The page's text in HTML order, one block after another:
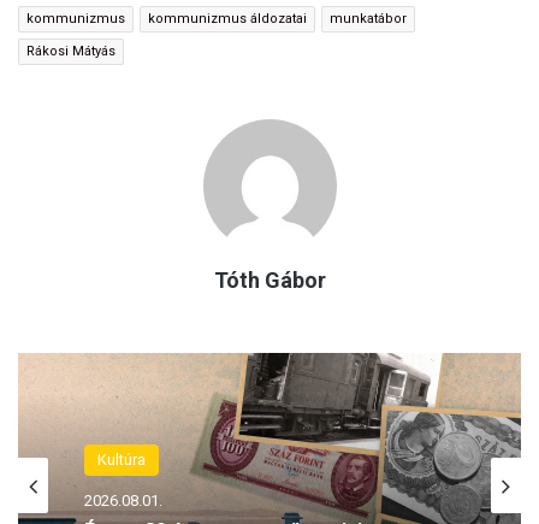
kommunizmus kommunizmus áldozatai munkatábor
Rákosi Mátyás
Tóth Gábor
Kultúra
2026.08.01.
Kultúra